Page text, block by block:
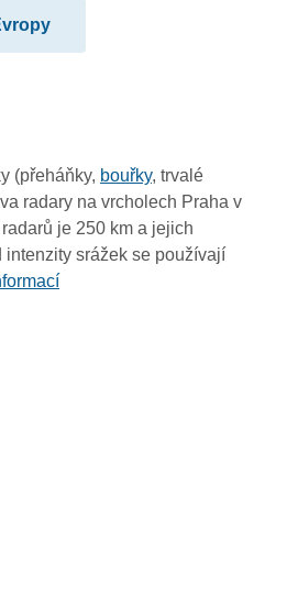
09:40
09:30
09:20
09:10
(přeháňky, bouřky, trvalé
radary na vrcholech Praha v
je 250 km a jejich
intenzity srážek se používají